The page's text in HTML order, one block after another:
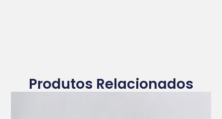
Produtos Relacionados